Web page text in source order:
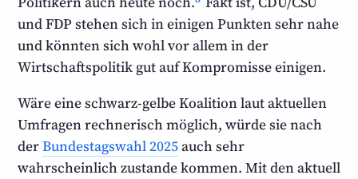
und FDP stehen sich in einigen Punkten sehr nahe
und könnten sich wohl vor allem in der
Wirtschafts­politik gut auf Kompromisse einigen.
Wäre eine schwarz-gelbe Koalition laut aktuellen
Umfragen rechnerisch möglich, würde sie nach
derBundestags­wahl 2025auch sehr
wahrscheinlich zustande kommen. Mit den aktuell